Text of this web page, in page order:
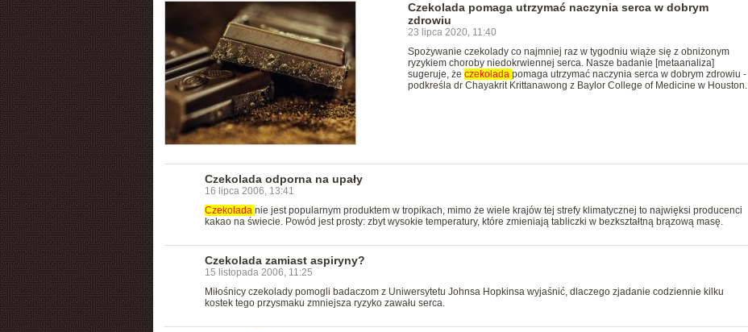
Czekolada pomaga utrzymać naczynia serca w dobrym
zdrowiu
23 lipca 2020, 11:40
Spożywanie czekolady co najmniej raz w tygodniu wiąże się z obniżonym
ryzykiem choroby niedokrwiennej serca. Nasze badanie [metaanaliza]
sugeruje, że czekolada pomaga utrzymać naczynia serca w dobrym zdrowiu -
podkreśla dr Chayakrit Krittanawong z Baylor College of Medicine w Houston.
Czekolada odporna na upały
16 lipca 2006, 13:41
Czekolada nie jest popularnym produktem w tropikach, mimo że wiele krajów tej strefy klimatycznej to najwięksi producenci
kakao na świecie. Powód jest prosty: zbyt wysokie temperatury, które zmieniają tabliczki w bezkształtną brązową masę.
Czekolada zamiast aspiryny?
15 listopada 2006, 11:25
Miłośnicy czekolady pomogli badaczom z Uniwersytetu Johnsa Hopkinsa wyjaśnić, dlaczego zjadanie codziennie kilku
kostek tego przysmaku zmniejsza ryzyko zawału serca.